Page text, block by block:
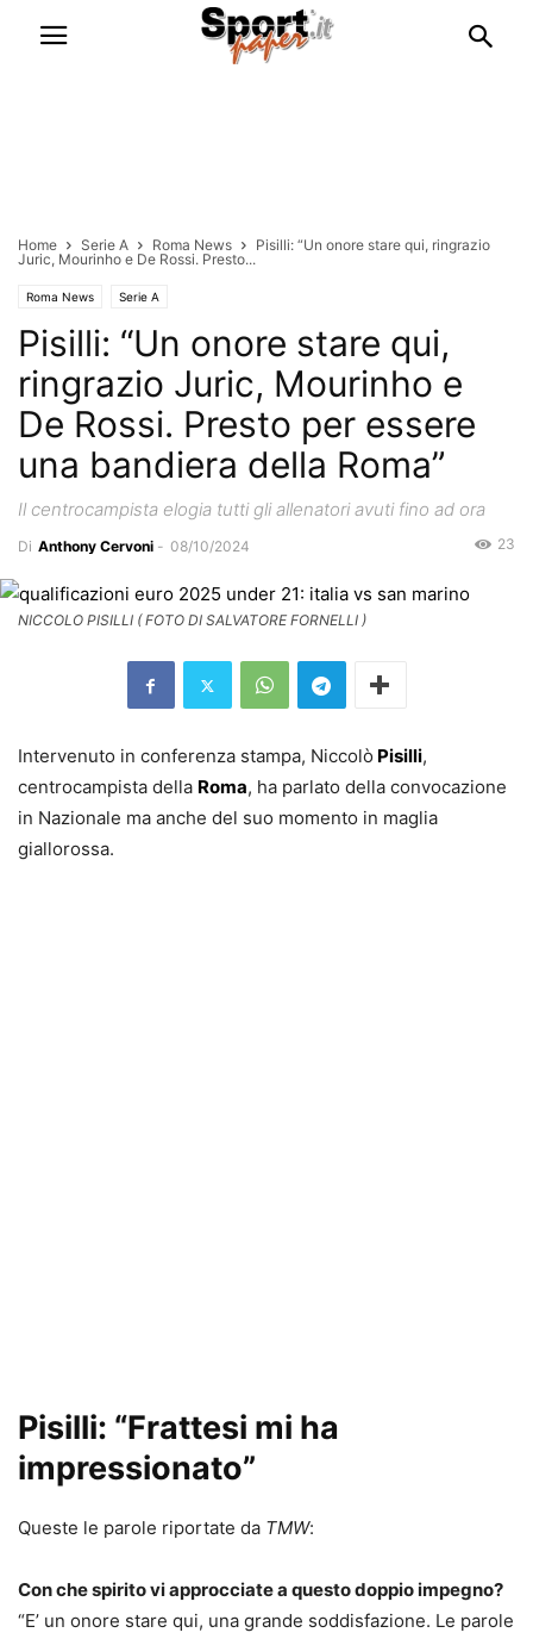
Home Serie A Roma News
Pisilli: “Un onore stare qui, ringrazio
Juric, Mourinho e De Rossi. Presto...
Roma News Serie A
Pisilli: “Un onore stare qui,
ringrazio Juric, Mourinho e
De Rossi. Presto per essere
una bandiera della Roma”
Il centrocampista elogia tutti gli allenatori avuti fino ad ora
Di Anthony Cervoni - 08/10/2024 23
NICCOLO PISILLI ( FOTO DI SALVATORE FORNELLI )
Intervenuto in conferenza stampa, Niccolò Pisilli,
centrocampista della Roma, ha parlato della convocazione
in Nazionale ma anche del suo momento in maglia
giallorossa.
Pisilli: “Frattesi mi ha
impressionato”
Queste le parole riportate da TMW:
Con che spirito vi approcciate a questo doppio impegno?
“E’ un onore stare qui, una grande soddisfazione. Le parole